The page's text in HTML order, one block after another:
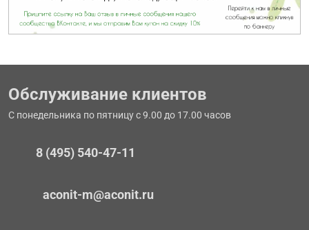
Обслуживание клиентов
С понедельника по пятницу с 9.00 до 17.00 часов
8 (495) 540-47-11
aconit-m@aconit.ru